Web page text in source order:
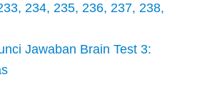
234, 235, 236, 237, 238,
Jawaban Brain Test 3: